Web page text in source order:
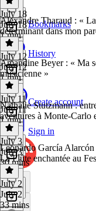
Bookmarks
History
Create account
Sign in
July 18
July 18
1 min
Alexandre Tharaud : «
déterminant dans mon
July 12
July 12
1 min
Amandine Beyer : « Ma
musicienne »
July 11
July 11
1 min
Nathalie Stutzmann :
aventures à Monte-Carlo
July 3
July 3
30 mins
Leonardo García
La Flûte enchantée au
July 2
July 2
33 mins